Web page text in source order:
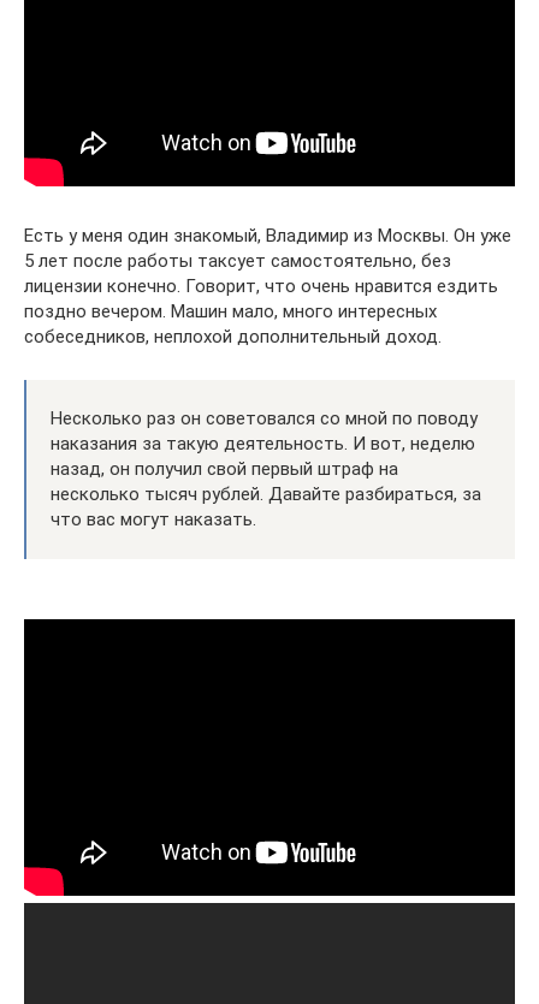
Есть у меня один знакомый, Владимир из Москвы. Он уже
5 лет после работы таксует самостоятельно, без
лицензии конечно. Говорит, что очень нравится ездить
поздно вечером. Машин мало, много интересных
собеседников, неплохой дополнительный доход.
Несколько раз он советовался со мной по поводу
наказания за такую деятельность. И вот, неделю
назад, он получил свой первый штраф на
несколько тысяч рублей. Давайте разбираться, за
что вас могут наказать.